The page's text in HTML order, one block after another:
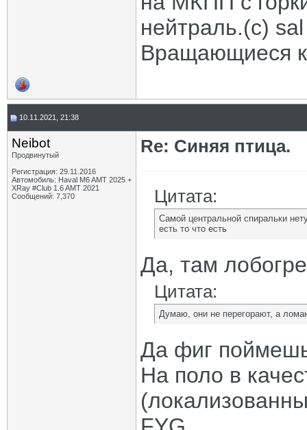
нейтраль.(с) sal
Вращающиеся
10.11.2021, 21:38
Neibot
Продвинутый
Регистрация: 29.11.2016
Автомобиль: Haval M6 AMT 2025 +
XRay #Club 1.6 AMT 2021
Сообщений: 7,370
Re: Синяя птица.
Цитата:
Самой центральной спиральки
есть то что есть
Да, там
Цитата:
Думаю, они не перегорают, а
Да фиг
На поло в